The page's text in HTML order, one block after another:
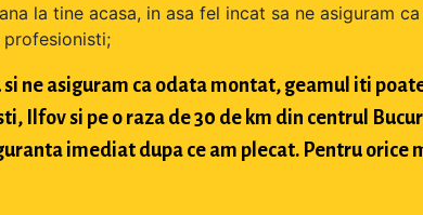
la tine acasa, in asa fel incat sa ne asiguram
ne asiguram ca odata montat, geamul iti
Ilfov si pe o raza de 30 de km din centrul
imediat dupa ce am plecat. Pentru orice